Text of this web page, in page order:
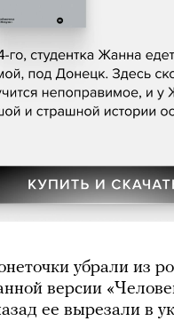
Лебедев,
убрали из
версии
ее вырезали в